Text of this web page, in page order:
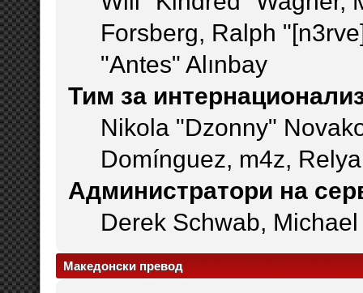
Forsberg, Ralph
"Antes" Alınbay
Тим за
Nikola "Dzonny"
Domínguez, m4z,
Администратори на
Derek Schwab,
Македонски превод